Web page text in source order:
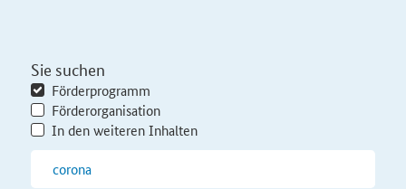
Sie suchen
Förderprogramm
Förderorganisation
In den weiteren Inhalten